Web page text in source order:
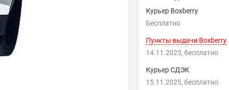
Курьер Boxberry
Бесплатно
Пункты выдачи Boxberry
14.11.2025
Бесплатно
Курьер СДЭК
15.11.2025
Бесплатно